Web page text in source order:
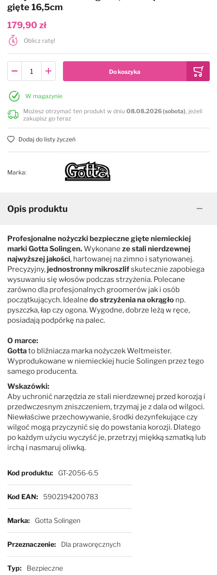
gięte 16,5cm
179,90 zł
Oblicz ratę!
W magazynie
Możesz otrzymać ten produkt w dniu08.08.2026 (sobota), jeżeli
zakupisz go teraz
Dodaj do listy życzeń
Marka:
Opis produktu
Profesjonalne nożyczki bezpieczne gięte niemieckiej
marki Gotta Solingen.Wykonane ze stali nierdzewnej
najwyższej jakości, hartowanej na zimno i satynowanej.
Precyzyjny,jednostronny mikroszlifskutecznie zapobiega
wysuwaniu się włosów podczas strzyżenia. Polecane
zarówno dla profesjonalnych groomerów jak i osób
początkujących. Idealne do strzyżenia na okrągło np.
pyszczka, łap czy ogona. Wygodne, dobrze leżą w ręce,
posiadają podpórkę na palec.
O marce:
Gottato bliźniacza marka nożyczek Weltmeister.
Wyprodukowane w niemieckiej hucie Solingen przez tego
samego producenta.
Wskazówki:
Aby uchronić narzędzia ze stali nierdzewnej przed korozją i
przedwczesnym zniszczeniem, trzymaj je z dala od wilgoci.
Niewłaściwe przechowywanie, środki dezynfekujące czy
wilgoć mogą przyczynić się do powstania korozji. Dlatego
po każdym użyciu wyczyść je, przetrzyj miękką szmatką lub
irchą i nasmaruj oliwką.
Więcej informacji
Kod produktu GT-2056-6.5
Kod EAN 5902194200783
Marka Gotta Solingen
Przeznaczenie Dla praworęcznych
Typ Bezpieczne